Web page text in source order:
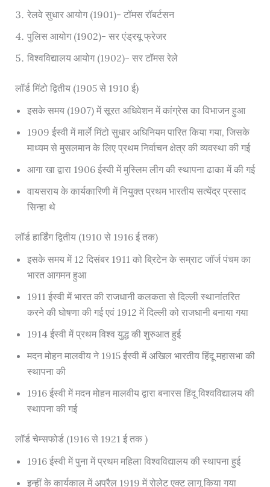
रेलवे सुधार आयोग (1901)- टॉमस रॉबर्टसन
पुलिस आयोग (1902)- सर एंड्रयू फ्रेजर
विश्वविद्यालय आयोग (1902)- सर टॉमस रेले
लॉर्ड मिंटो द्वितीय (1905 से 1910 ई)
इसके समय (1907) में सूरत अधिवेशन में कांग्रेस का विभाजन हुआ
1909 ईस्वी में मार्ले मिंटो सुधार अधिनियम पारित किया गया, जिसके
माध्यम से मुसलमान के लिए प्रथम निर्वाचन क्षेत्र की व्यवस्था की गई
आगा खा द्वारा 1906 ईस्वी में मुस्लिम लीग की स्थापना ढाका में की गई
वायसराय के कार्यकारिणी में नियुक्त प्रथम भारतीय सत्येंद्र प्रसाद
सिन्हा थे
लॉर्ड हार्डिंग द्वितीय (1910 से 1916 ई तक)
इसके समय में 12 दिसंबर 1911 को ब्रिटेन के सम्राट जॉर्ज पंचम का
भारत आगमन हुआ
1911 ईस्वी में भारत की राजधानी कलकता से दिल्ली स्थानांतरित
करने की घोषणा की गई एवं 1912 में दिल्ली को राजधानी बनाया गया
1914 ईस्वी में प्रथम विश्व युद्ध की शुरुआत हुई
मदन मोहन मालवीय ने 1915 ईस्वी में अखिल भारतीय हिंदू महासभा की
स्थापना की
1916 ईस्वी में मदन मोहन मालवीय द्वारा बनारस हिंदू विश्वविद्यालय की
स्थापना की गई
लॉर्ड चेम्सफोर्ड (1916 से 1921 ई तक )
1916 ईस्वी में पुना में प्रथम महिला विश्वविद्यालय की स्थापना हुई
इन्हीं के कार्यकाल में अप्रैल 1919 में रोलेट एक्ट लागू किया गया